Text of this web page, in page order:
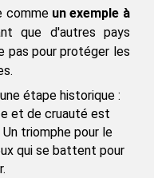
comme un exemple à
que d'autres pays
pas pour protéger les
étape historique :
et de cruauté est
Un triomphe pour le
qui se battent pour